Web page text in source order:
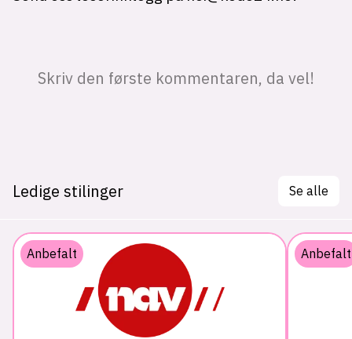
Ledige stilinger Se alle
Anbefalt Anbefalt